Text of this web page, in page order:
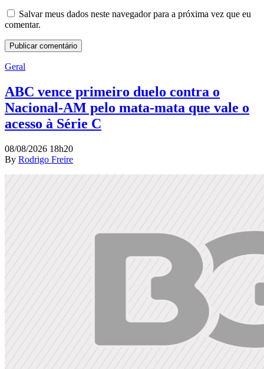
Salvar meus dados neste navegador para a próxima vez que eu
comentar.
Geral
ABC vence primeiro duelo contra o
Nacional-AM pelo mata-mata que vale o
acesso à Série C
08/08/2026 18h20
By Rodrigo Freire